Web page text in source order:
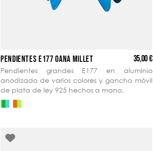
PENDIENTES E177 OANA MILLET 35,00 €
Pendientes grandes E177 en aluminio
anodizado de varios colores y gancho móvil
de plata de ley 925 hechos a mano.